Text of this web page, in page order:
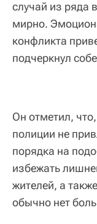
случай из ряда
мирно.
конфликта
подчеркнул
Он отметил,
полиции не
порядка на
избежать
жителей, а
обычно нет